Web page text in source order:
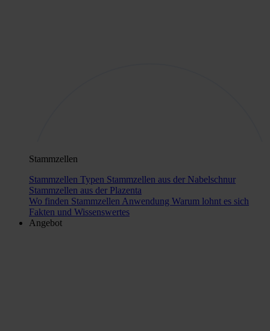
Stammzellen
Stammzellen Typen Stammzellen aus der Nabelschnur
Stammzellen aus der Plazenta
Wo finden Stammzellen Anwendung Warum lohnt es sich
Fakten und Wissenswertes
Angebot